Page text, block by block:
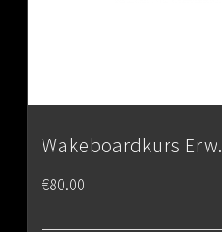
Wakeboardkurs Erw.
€80.00